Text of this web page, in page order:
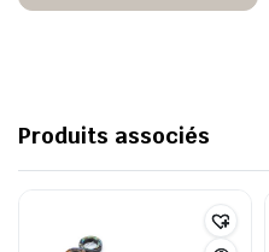
Produits associés